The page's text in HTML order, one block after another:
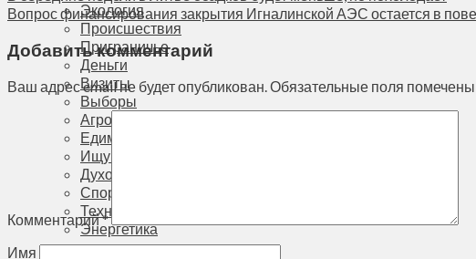
Экология
Происшествия
Приграничье
Деньги
Визиты
Выборы
Агроновости
Едим дома
Ищу семью
Духовное пространство
Спорт
Технологии
Энергетика
Вопрос финансирования закрытия Игналинской АЭС остается в
Добавить комментарий
Ваш адрес email не будет опубликован.Обязательные поля помечены
Комментарий*
Имя